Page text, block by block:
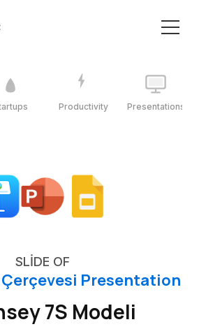
Productivity Presentations
SLIDE OF
Çerçevesi Presentation
7S Modeli